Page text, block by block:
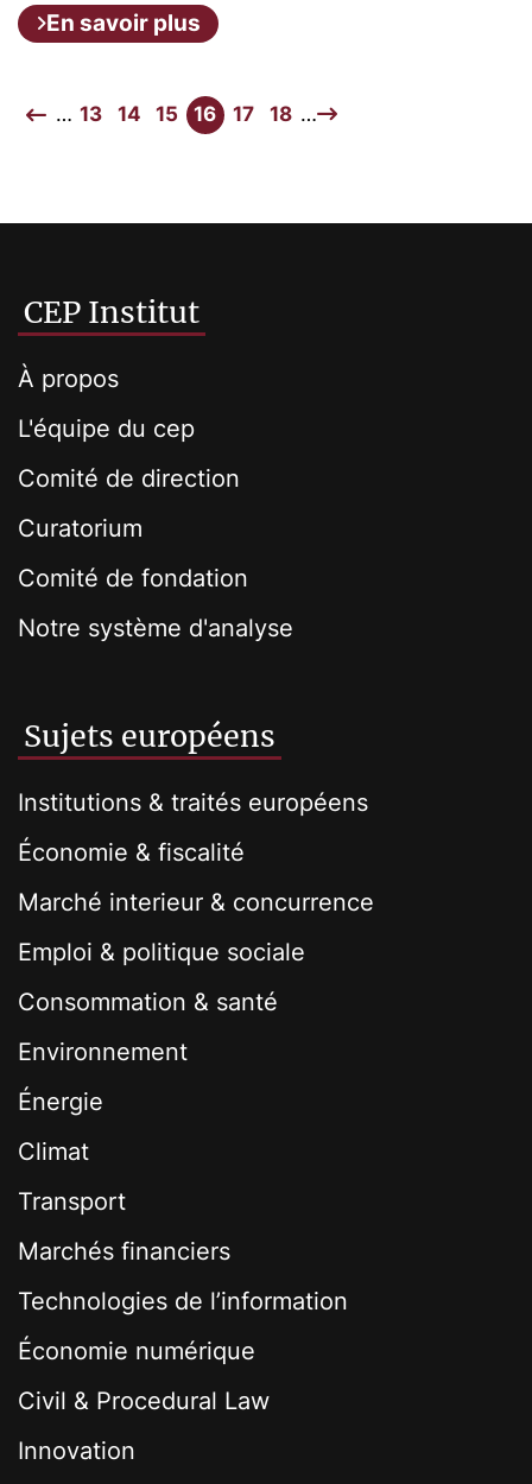
En savoir plus
… 13 14 15 16 17 18 …
CEP Institut
À propos
L'équipe du cep
Comité de direction
Curatorium
Comité de fondation
Notre système d'analyse
Sujets européens
Institutions & traités européens
Économie & fiscalité
Marché interieur & concurrence
Emploi & politique sociale
Consommation & santé
Environnement
Énergie
Climat
Transport
Marchés financiers
Technologies de l’information
Économie numérique
Civil & Procedural Law
Innovation